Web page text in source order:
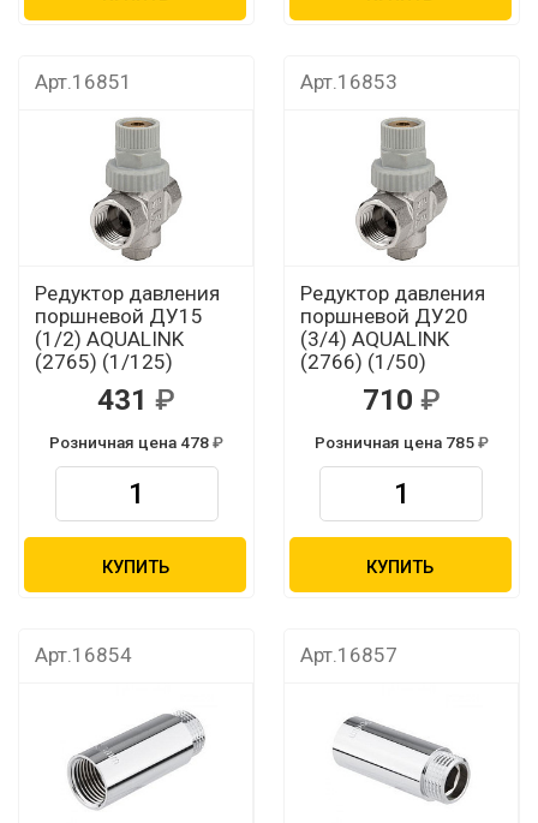
Арт.16851
Редуктор давления
поршневой ДУ15
(1/2) AQUALINK
(2765) (1/125)
431
Розничная цена 478
КУПИТЬ
Арт.16853
Редуктор давления
поршневой ДУ20
(3/4) AQUALINK
(2766) (1/50)
710
Розничная цена 785
КУПИТЬ
Арт.16854 Арт.16857